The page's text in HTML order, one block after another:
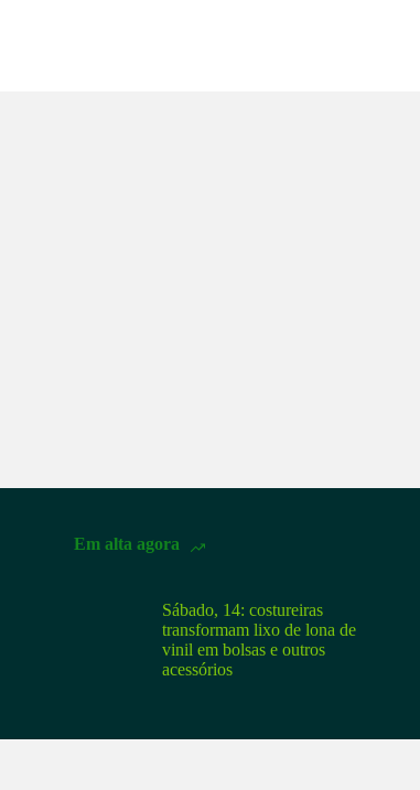
Em alta agora
Sábado, 14: costureiras
transformam lixo de lona de
vinil em bolsas e outros
acessórios